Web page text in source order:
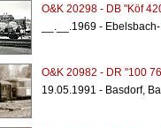
O&K 20298 - DB "Köf
__.__.1969 -
O&K 20982 - DR "100
19.05.1991 - Basdorf,